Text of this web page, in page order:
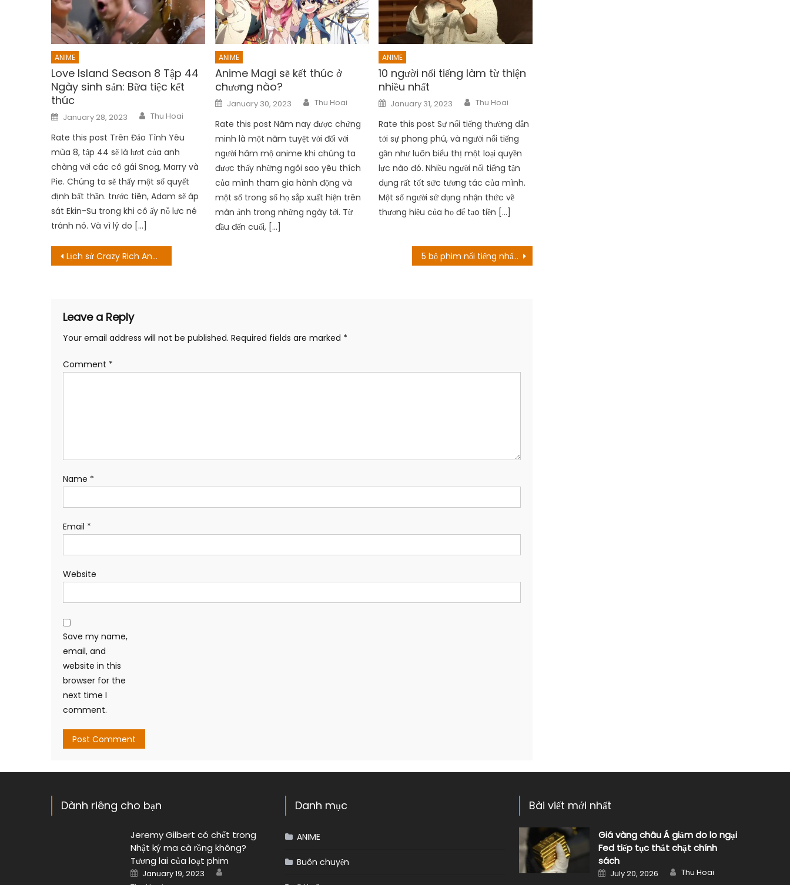
ANIME
Love Island Season 8 Tập 44
Ngày sinh sản: Bữa tiệc kết
thúc
Posted
on
January 28, 2023 Author
Thu Hoai
Rate this post Trên Đảo Tình Yêu
mùa 8, tập 44 sẽ là lượt của anh
chàng với các cô gái Snog, Marry và
Pie. Chúng ta sẽ thấy một số quyết
định bất thần. trước tiên, Adam sẽ áp
sát Ekin-Su trong khi cô ấy nỗ lực né
tránh nó. Và vì lý do […]
ANIME
Anime Magi sẽ kết thúc ở
chương nào?
Posted
on
January 30, 2023 Author
Thu Hoai
Rate this post Năm nay được chứng
minh là một năm tuyệt vời đối với
người hâm mộ anime khi chúng ta
được thấy những ngôi sao yêu thích
của mình tham gia hành động và
một số trong số họ sắp xuất hiện trên
màn ảnh trong những ngày tới. Từ
đầu đến cuối, […]
ANIME
10 người nổi tiếng làm từ thiện
nhiều nhất
Posted
on
January 31, 2023 Author
Thu Hoai
Rate this post Sự nổi tiếng thường dẫn
tới sự phong phú, và người nổi tiếng
gần như luôn biểu thị một loại quyền
lực nào đó. Nhiều người nổi tiếng tận
dụng rất tốt sức tương tác của mình.
Một số người sử dụng nhận thức về
thương hiệu của họ để tạo tiền […]
Post
Lịch sử Crazy Rich Ancients Season 1 Episode 11 & 12: Ngày phát hành và hướng dẫn phát trực tuyến 5 bộ phim nổi tiếng nhất của Connie Britton nhưng game thủ phải xem
Leave a Reply
Your email address will not be published. Required fields are marked *
Comment *
Name *
Email *
Website
Save my name,
email, and
website in this
browser for the
next time I
comment.
Dành riêng cho bạn
Jeremy Gilbert có chết trong
Nhật ký ma cà rồng không?
Tương lai của loạt phim
Posted
on
January 19, 2023
Danh mục
ANIME
Buôn chuyện
Bài viết mới nhất
Giá vàng châu Á giảm do lo ngại
Fed tiếp tục thắt chặt chính
sách
Posted
on
July 20, 2026 Author
Thu Hoai